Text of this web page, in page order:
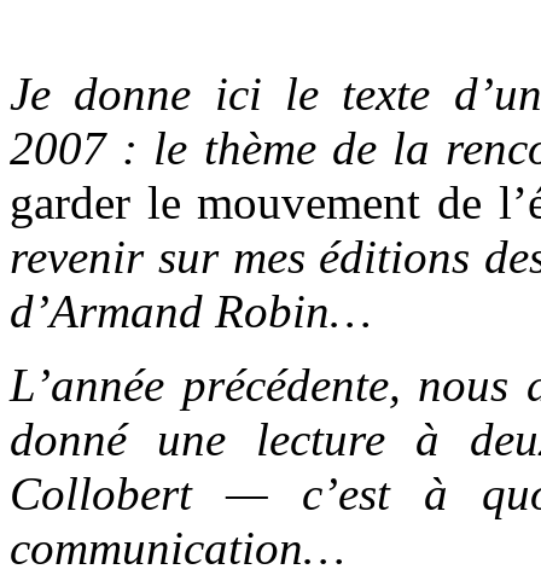
Je donne ici le texte
2007 : le thème de la
garder le mouvement de
revenir sur mes éditions
d’Armand Robin…
L’année précédente,
donné une lecture à
Collobert — c’est à
communication…